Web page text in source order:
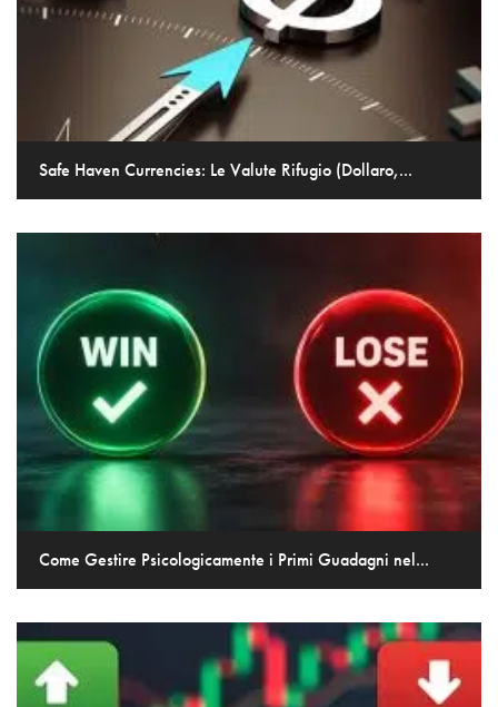
Safe Haven Currencies: Le Valute Rifugio (Dollaro,...
Come Gestire Psicologicamente i Primi Guadagni nel...